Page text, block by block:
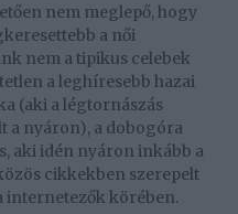
nem meglepő, hogy
a női
nem a tipikus celebek
a leghíresebb hazai
(aki a légtornászás
a nyáron), a dobogóra
aki idén nyáron inkább a
cikkekben szerepelt
internetezők körében.